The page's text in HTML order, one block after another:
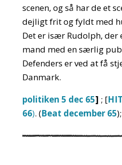
scenen, og så har de et
dejligt frit og fyldt med
Det er især Rudolph, der
mand med en særlig
Defenders er ved at få
Danmark.
politiken 5 dec 65] ; [
66). (Beat december 65);